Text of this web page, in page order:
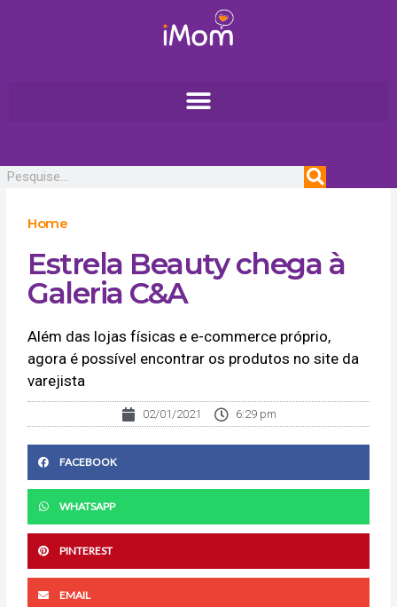
Home
Estrela Beauty chega à
Galeria C&A
Além das lojas físicas e e-commerce próprio,
agora é possível encontrar os produtos no site da
varejista
02/01/2021 6:29 pm
FACEBOOK
WHATSAPP
PINTEREST
EMAIL